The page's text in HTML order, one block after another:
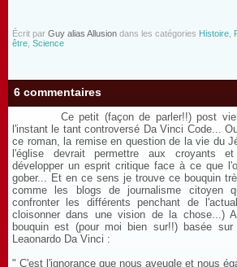
Écrit par Guy alias Allusion dans les catégories Histoire
être Science
6 commentaires
Ce petit (façon de parler!!) post
l'instant le tant controversé Da Vinci Code...
ce roman, la remise en question de la vie du
l'église devrait permettre aux croyants
développer un esprit critique face à ce que
gober... Et en ce sens je trouve ce bouquin
comme les blogs de journalisme citoyen
confronter les différents penchant de
cloisonner dans une vision de la chose...)
bouquin est (pour moi bien sur!!) basée
Leaonardo Da Vinci :
" C'est l'ignorance que nous aveugle et nous